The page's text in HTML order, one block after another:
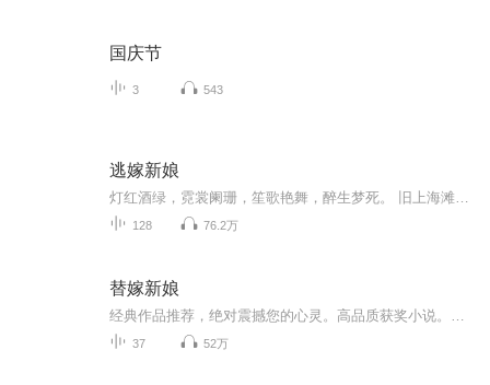
国庆节
3 543
逃嫁新娘
128 76.2万
替嫁新娘
37 52万